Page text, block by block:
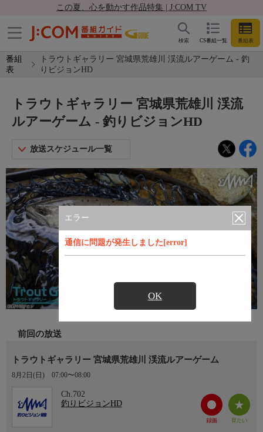
この夏、心を動かす作品特集 | J:COM TV
CS番組一覧 番組表
検索
番組
表
トラウトギャラリー 宮城県荒雄川 渓流ルアーゲーム - 釣
りビジョンHD
エラー
通信に問題が発生しました[error]
OK
トラウトギャラリー 宮城県荒雄川 渓流
ルアーゲーム - 釣りビジョンHD
放送スケジュール一覧
前回の放送
トラウトギャラリー 宮城県荒雄川 渓流ルアーゲーム
8月2日(日) 07:00〜08:00
Ch.702
釣りビジョンHD